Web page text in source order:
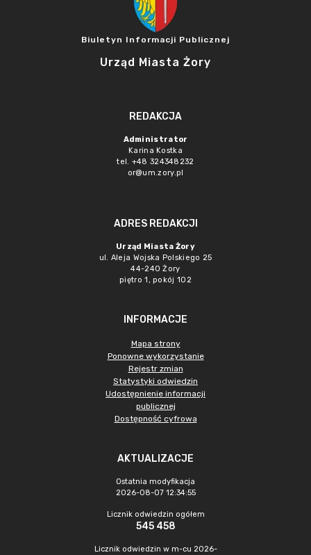
Biuletyn Informacji Publicznej
Urząd Miasta Żory
REDAKCJA
Administrator
Karina Kostka
tel. +48 324348232
or@um.zory.pl
ADRES REDAKCJI
Urząd Miasta Żory
ul. Aleja Wojska Polskiego 25
44-240 Żory
piętro 1, pokój 102
INFORMACJE
Mapa strony
Ponowne wykorzystanie
Rejestr zmian
Statystyki odwiedzin
Udostępnienie informacji
publicznej
Dostępność cyfrowa
AKTUALIZACJE
Ostatnia modyfikacja
2026-08-07 12:34:55
Licznik odwiedzin ogółem
545 458
Licznik odwiedzin w m-cu 2026-